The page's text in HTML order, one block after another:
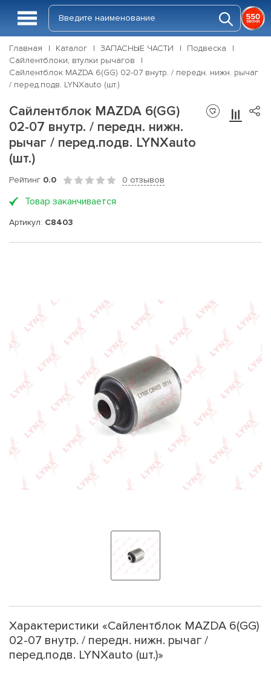
Главная Каталог ЗАПАСНЫЕ ЧАСТИ
Подвеска
Сайлентблоки, втулки рычагов
Сайлентблок MAZDA 6(GG) 02-07 внутр. / передн. нижн. рычаг
/ перед.подв. LYNXauto (шт.)
Сайлентблок MAZDA 6(GG)
02-07 внутр. / передн. нижн.
рычаг / перед.подв. LYNXauto
(шт.)
Рейтинг 0.0 0 отзывов
Товар заканчивается
Артикул: C8403
Характеристики «Сайлентблок MAZDA 6(GG)
02-07 внутр. / передн. нижн. рычаг /
перед.подв. LYNXauto (шт.)»